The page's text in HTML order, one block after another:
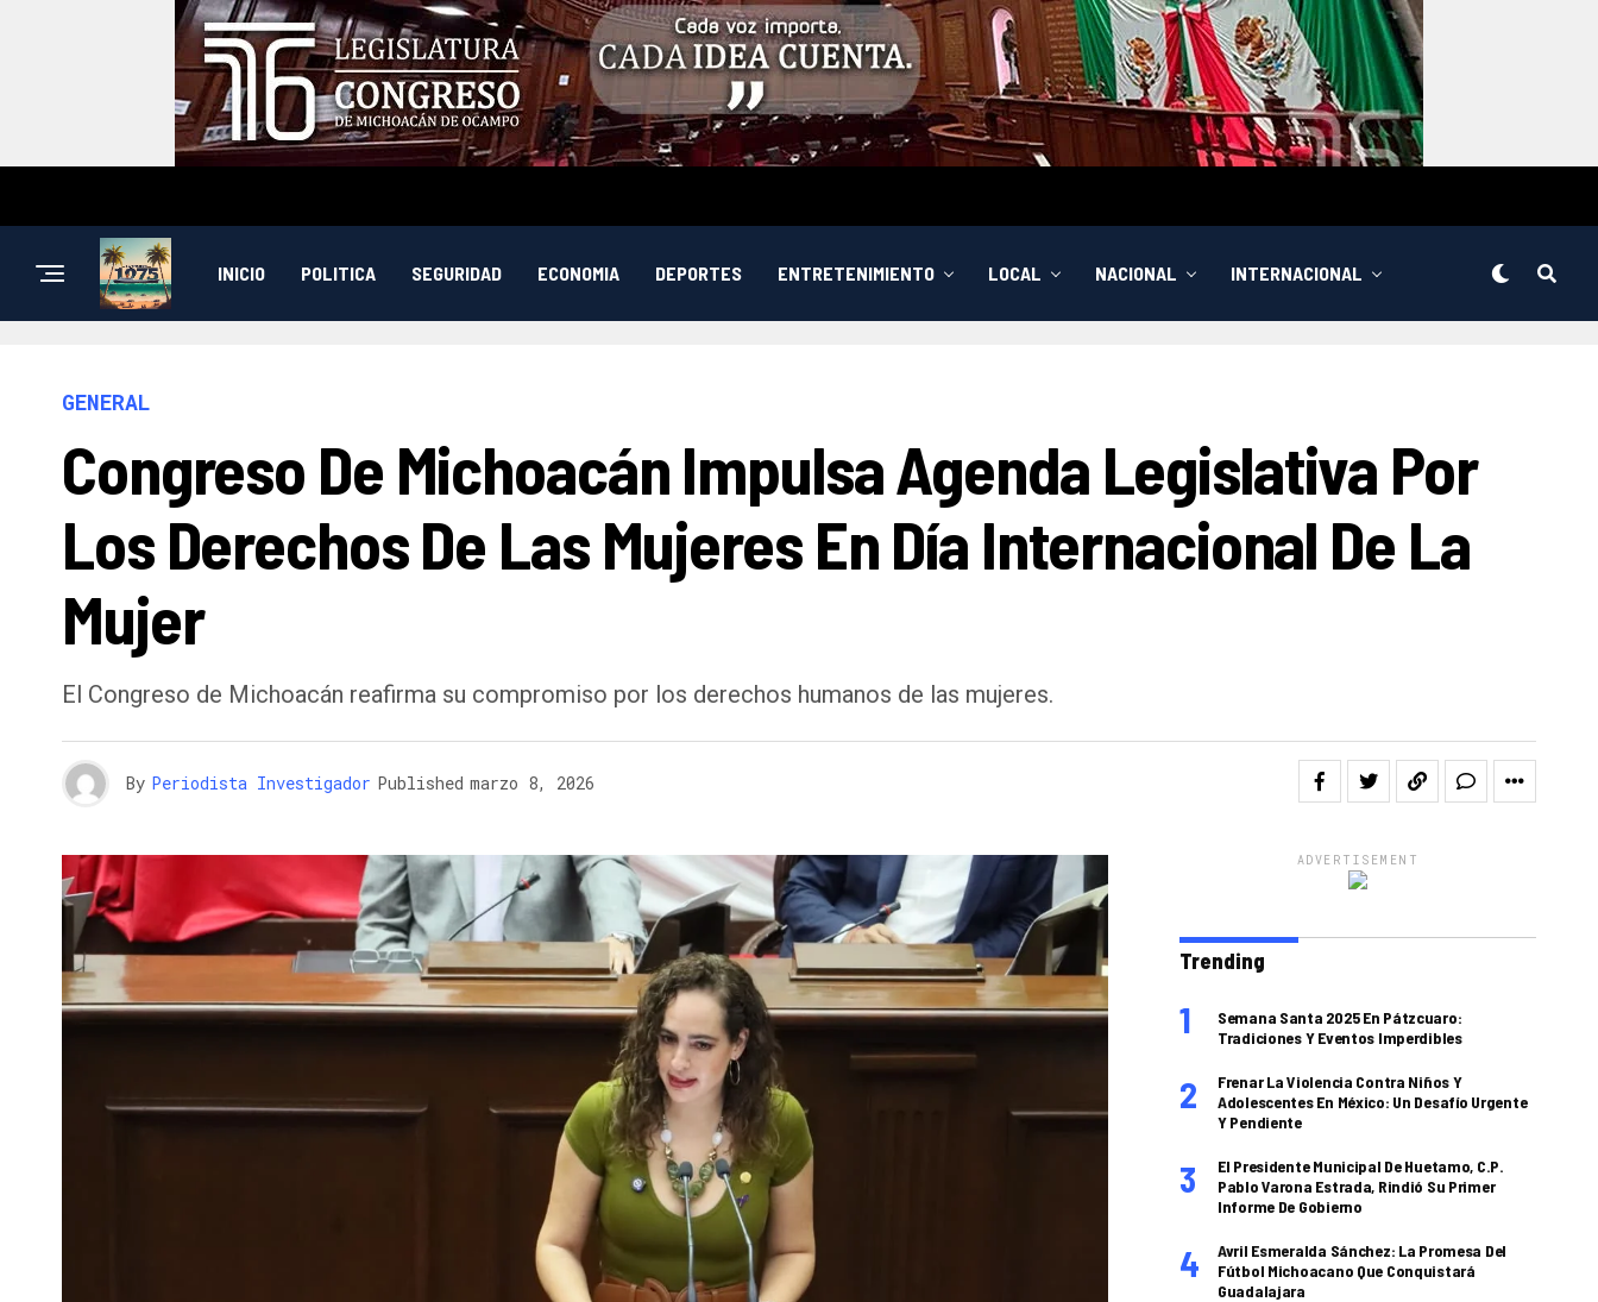
INICIO POLITICA SEGURIDAD ECONOMIA DEPORTES ENTRETENIMIENTO LOCAL NACIONAL INTERNACIONAL
GENERAL
Congreso De Michoacán Impulsa Agenda Legislativa Por
Los Derechos De Las Mujeres En Día Internacional De La
Mujer
El Congreso de Michoacán reafirma su compromiso por los derechos humanos de las mujeres.
By Periodista Investigador Published marzo 8, 2026
ADVERTISEMENT
Trending
Semana Santa 2025 En Pátzcuaro:
Tradiciones Y Eventos Imperdibles
Frenar La Violencia Contra Niños Y
Adolescentes En México: Un Desafío Urgente
Y Pendiente
El Presidente Municipal De Huetamo, C.P.
Pablo Varona Estrada, Rindió Su Primer
Informe De Gobierno
Avril Esmeralda Sánchez: La Promesa Del
Fútbol Michoacano Que Conquistará
Guadalajara